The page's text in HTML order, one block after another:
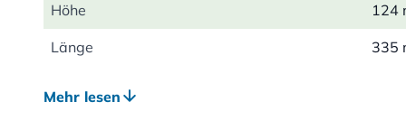
Höhe 124
Länge 335
Mehr lesen